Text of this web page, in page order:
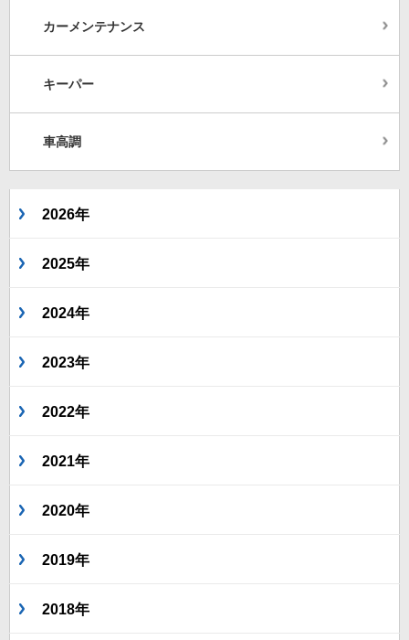
カーメンテナンス
キーパー
車高調
2026年
2025年
2024年
2023年
2022年
2021年
2020年
2019年
2018年